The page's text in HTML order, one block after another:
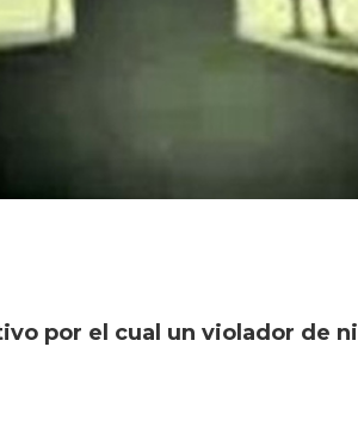
por el cual un violador de